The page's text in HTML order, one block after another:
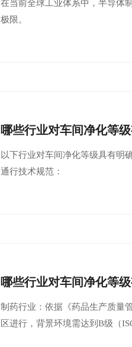
在当前全球工业体系中，‌半导体
极限。
哪些行业对车间净化等
以下行业对车间净化等级具有‌明
通行技术规范：
哪些行业对车间净化等
制药行业‌：依据《药品生产质量
区进行，背景环境需达到‌B级（